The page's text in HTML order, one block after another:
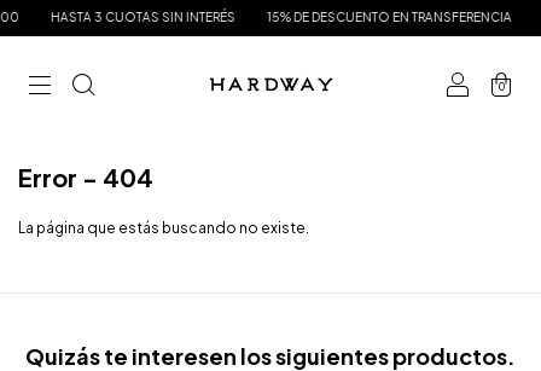
HASTA 3 CUOTAS SIN INTERÉS 15% DE DESCUENTO EN TRANSFERENCIA
0
Error - 404
La página que estás buscando no existe.
Quizás te interesen los siguientes productos.